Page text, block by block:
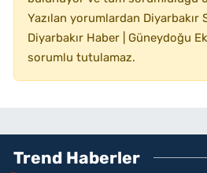
Yazılan yorumlardan Diyarbakır
Diyarbakır Haber | Güneydoğu
sorumlu tutulamaz.
Trend Haberler